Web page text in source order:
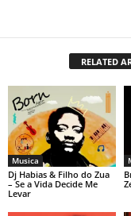
RELATED
Musica
Dj Habias & Filho do Zua
– Se a Vida Decide Me
Levar